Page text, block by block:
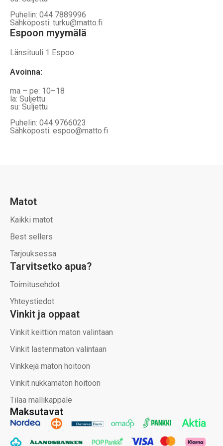
Puhelin: 044 7889996
Sähköposti: turku@matto.fi
Espoon myymälä
Länsituuli 1 Espoo
Avoinna:
ma – pe: 10–18
la: Suljettu
su: Suljettu
Puhelin: 044 9766023
Sähköposti: espoo@matto.fi
Maksutavat
Matot
Kaikki matot
Best sellers
Tarjouksessa
Tarvitsetko apua?
Toimitusehdot
Yhteystiedot
Vinkit ja oppaat
Vinkit keittiön maton valintaan
Vinkit lastenmaton valintaan
Vinkkejä maton hoitoon
Vinkit nukkamaton hoitoon
Tilaa mallikappale